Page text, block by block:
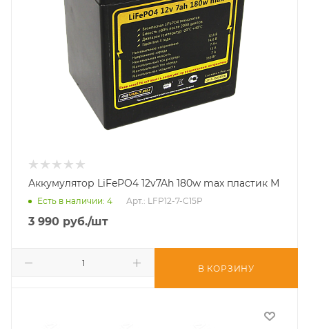
Аккумулятор LiFePO4 12v7Ah 180w max пластик М
Есть в наличии: 4 Арт.: LFP12-7-C15P
3 990 руб./шт
В КОРЗИНУ